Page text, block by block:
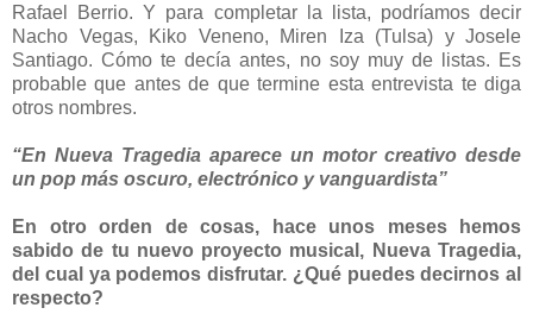
Rafael Berrio. Y para completar la lista, podríamos decir
Nacho Vegas, Kiko Veneno, Miren Iza (Tulsa) y Josele
Santiago. Cómo te decía antes, no soy muy de listas. Es
probable que antes de que termine esta entrevista te diga
otros nombres.
“En Nueva Tragedia aparece un motor creativo desde
un pop más oscuro, electrónico y vanguardista”
En otro orden de cosas, hace unos meses hemos
sabido de tu nuevo proyecto musical, Nueva Tragedia,
del cual ya podemos disfrutar. ¿Qué puedes decirnos al
respecto?